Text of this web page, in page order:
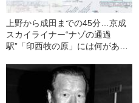
上野から成田までの45分…京成
スカイライナー“ナゾの通過
駅”「印西牧の原」には何があ